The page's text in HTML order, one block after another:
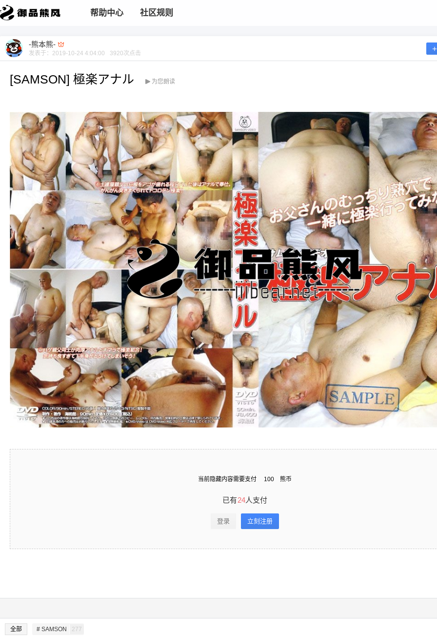
帮助中心 社区规则
-熊本熊-
发表于： 2019-10-24 4:04:00 3920次点击
[SAMSON] 極楽アナル 为您朗读
当前隐藏内容需要支付 100 熊币
已有24人支付
登录 立刻注册
全部 # SAMSON 277